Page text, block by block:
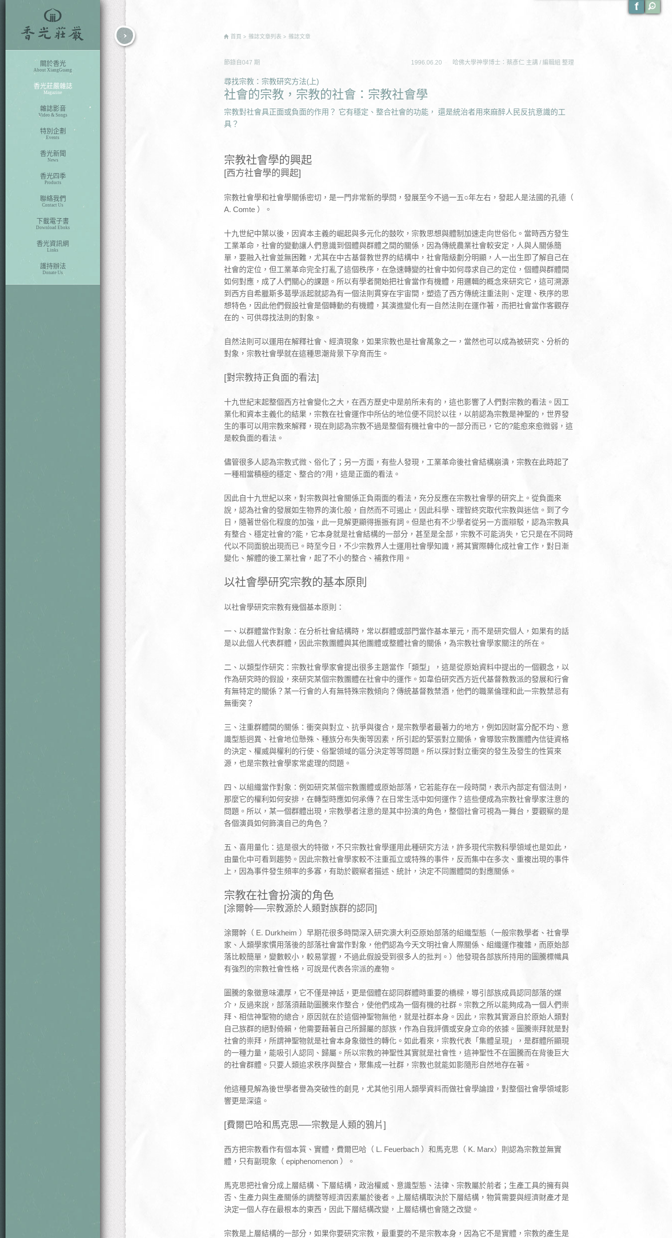
關於香光
About XiangGuang
香光莊嚴雜誌
Magazine
雜誌影音
Video & Songs
特別企劃
Events
香光新聞
News
香光四季
Products
聯絡我們
Contact Us
下載電子書
Download Eboks
香光資訊網
Links
護持辦法
Donate Us
首頁 雜誌文章列表 雜誌文章
節錄自 047 期 1996.06.20 哈佛大學神學博士：蔡彥仁 主講 / 編輯組 整理
尋找宗教：宗教研究方法(上)
社會的宗教，宗教的社會：宗教社會學
宗教對社會具正面或負面的作用？ 它有穩定、整合社會的功能， 還是統治者用來麻醉人民反抗意識的工
具？
宗教社會學的興起
[西方社會學的興起]
宗教社會學和社會學關係密切，是一門非常新的學問，發展至今不過一五○年左右，發起人是法國的孔德（
A. Comte ）。
十九世紀中葉以後，因資本主義的崛起與多元化的鼓吹，宗教思想與體制加速走向世俗化。當時西方發生
工業革命，社會的變動讓人們意識到個體與群體之間的關係，因為傳統農業社會較安定，人與人關係簡
單，要融入社會並無困難，尤其在中古基督教世界的結構中，社會階級劃分明顯，人一出生即了解自己在
社會的定位，但工業革命完全打亂了這個秩序，在急速轉變的社會中如何尋求自己的定位，個體與群體間
如何對應，成了人們關心的課題。所以有學者開始把社會當作有機體，用邏輯的概念來研究它，這可溯源
到西方自希臘斯多葛學派起就認為有一個法則貫穿在宇宙間，塑造了西方傳統注重法則、定理、秩序的思
想特色，因此他們假設社會是個轉動的有機體，其演進變化有一自然法則在運作著，而把社會當作客觀存
在的、可供尋找法則的對象。
自然法則可以運用在解釋社會、經濟現象，如果宗教也是社會萬象之一，當然也可以成為被研究、分析的
對象，宗教社會學就在這種思潮背景下孕育而生。
[對宗教持正負面的看法]
十九世紀末起整個西方社會變化之大，在西方歷史中是前所未有的，這也影響了人們對宗教的看法。因工
業化和資本主義化的結果，宗教在社會運作中所佔的地位便不同於以往，以前認為宗教是神聖的，世界發
生的事可以用宗教來解釋，現在則認為宗教不過是整個有機社會中的一部分而已，它的?能愈來愈微弱，這
是較負面的看法。
儘管很多人認為宗教式微、俗化了；另一方面，有些人發現，工業革命後社會結構崩潰，宗教在此時起了
一種相當積極的穩定、整合的?用，這是正面的看法。
因此自十九世紀以來，對宗教與社會關係正負兩面的看法，充分反應在宗教社會學的研究上。從負面來
說，認為社會的發展如生物界的演化般，自然而不可遏止，因此科學、理智終究取代宗教與迷信。到了今
日，隨著世俗化程度的加強，此一見解更顯得振振有詞。但是也有不少學者從另一方面辯駁，認為宗教具
有整合、穩定社會的?能，它本身就是社會結構的一部分，甚至是全部，宗教不可能消失，它只是在不同時
代以不同面貌出現而已。時至今日，不少宗教界人士運用社會學知識，將其實際轉化成社會工作，對日漸
變化、解體的後工業社會，起了不小的整合、補救作用。
以社會學研究宗教的基本原則
以社會學研究宗教有幾個基本原則：
一、以群體當作對象：在分析社會結構時，常以群體或部門當作基本單元，而不是研究個人，如果有的話
是以此個人代表群體，因此宗教團體與其他團體或整體社會的關係，為宗教社會學家關注的所在。
二、以類型作研究：宗教社會學家會提出很多主題當作「類型」，這是從原始資料中提出的一個觀念，以
作為研究時的假設，來研究某個宗教團體在社會中的運作。如韋伯研究西方近代基督教教派的發展和行會
有無特定的關係？某一行會的人有無特殊宗教傾向？傳統基督教禁酒，他們的職業倫理和此一宗教禁忌有
無衝突？
三、注重群體間的關係：衝突與對立、抗爭與復合，是宗教學者最著力的地方，例如因財富分配不均、意
識型態迥異、社會地位懸殊、種族分布失衡等因素，所引起的緊張對立關係，會導致宗教團體內信徒資格
的決定、權威與權利的行使、俗聖領域的區分決定等等問題。所以探討對立衝突的發生及發生的性質來
源，也是宗教社會學家常處理的問題。
四、以組織當作對象：例如研究某個宗教團體或原始部落，它若能存在一段時間，表示內部定有個法則，
那麼它的權利如何安排，在轉型時應如何承傳？在日常生活中如何運作？這些便成為宗教社會學家注意的
問題。所以，某一個群體出現，宗教學者注意的是其中扮演的角色，整個社會可視為一舞台，要觀察的是
各個演員如何飾演自己的角色？
五、喜用量化：這是很大的特徵，不只宗教社會學運用此種研究方法，許多現代宗教科學領域也是如此，
由量化中可看到趨勢。因此宗教社會學家較不注重孤立或特殊的事件，反而集中在多次、重複出現的事件
上，因為事件發生頻率的多寡，有助於觀察者描述、統計，決定不同團體間的對應關係。
宗教在社會扮演的角色
[涂爾幹──宗教源於人類對族群的認同]
涂爾幹（ E. Durkheim ）早期花很多時間深入研究澳大利亞原始部落的組織型態（一般宗教學者、社會學
家、人類學家慣用落後的部落社會當作對象，他們認為今天文明社會人際關係、組織運作複雜，而原始部
落比較簡單，變數較小，較易掌握，不過此假設受到很多人的批判。）他發現各部族所持用的圖騰標幟具
有強烈的宗教社會性格，可說是代表各宗派的產物。
圖騰的象徵意味濃厚，它不僅是神話，更是個體在認同群體時重要的橋樑，導引部族成員認同部落的媒
介，反過來說，部落須藉助圖騰來作整合，使他們成為一個有機的社群。宗教之所以能夠成為一個人們崇
拜、相信神聖物的總合，原因就在於這個神聖物無他，就是社群本身。因此，宗教其實源自於原始人類對
自己族群的絕對倚賴，他需要藉著自己所歸屬的部族，作為自我評價或安身立命的依據。圖騰崇拜就是對
社會的崇拜，所謂神聖物就是社會本身象徵性的轉化。如此看來，宗教代表「集體呈現」，是群體所顯現
的一種力量，能吸引人認同、歸屬。所以宗教的神聖性其實就是社會性，這神聖性不在圖騰而在背後巨大
的社會群體。只要人類追求秩序與整合，聚集成一社群，宗教也就能如影隨形自然地存在著。
他這種見解為後世學者譽為突破性的創見，尤其他引用人類學資料而做社會學論證，對整個社會學領域影
響更是深遠。
[費爾巴哈和馬克思──宗教是人類的鴉片]
西方把宗教看作有個本質、實體，費爾巴哈（ L. Feuerbach ）和馬克思（ K. Marx）則認為宗教並無實
體，只有副現象（ epiphenomenon ）。
馬克思把社會分成上層結構、下層結構，政治權威、意識型態、法律、宗教屬於前者；生產工具的擁有與
否、生產力與生產關係的調整等經濟因素屬於後者。上層結構取決於下層結構，物質需要與經濟財產才是
決定一個人存在最根本的東西，因此下層結構改變，上層結構也會隨之改變。
宗教是上層結構的一部分，如果你要研究宗教，最重要的不是宗教本身，因為它不是實體，宗教的產生是